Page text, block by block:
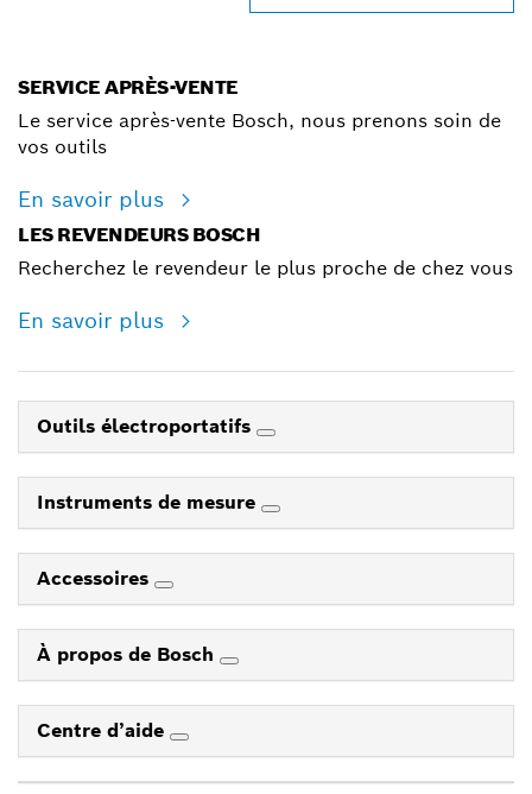
SERVICE APRÈS-VENTE
Le service après-vente Bosch, nous prenons soin de
vos outils
En savoir plus
LES REVENDEURS BOSCH
Recherchez le revendeur le plus proche de chez vous
En savoir plus
Outils électroportatifs
Instruments de mesure
Accessoires
À propos de Bosch
Centre d’aide